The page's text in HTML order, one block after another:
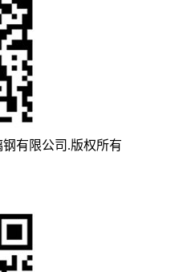
有限公司.版权所有